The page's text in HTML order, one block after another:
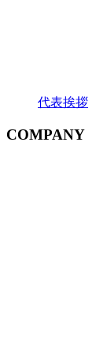
代表挨拶
COMPANY